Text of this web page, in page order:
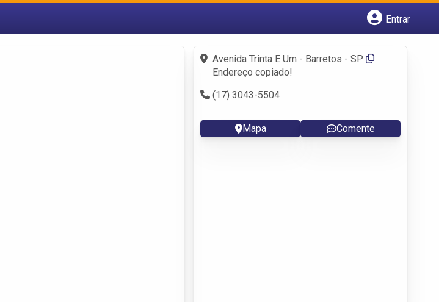
Entrar
Fazer login
Criar conta
Avenida Trinta E Um - Barretos - SP
Endereço copiado!
(17) 3043-5504
Mapa Comente